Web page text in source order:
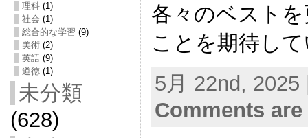
理科(1)
社会 (1)
総合的な学習 (9)
美術(2)
英語(9)
道徳(1)
未分類
(628)
各々のベスト
ことを期待し
5月 22nd,
Comments